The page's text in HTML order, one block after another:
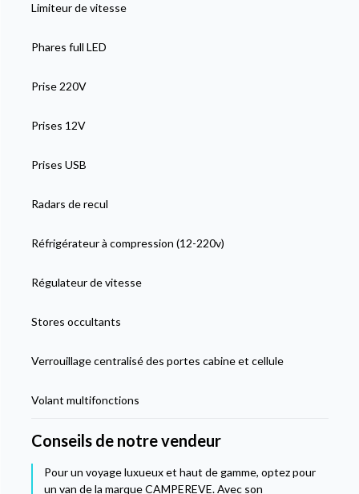
Limiteur de vitesse
Phares full LED
Prise 220V
Prises 12V
Prises USB
Radars de recul
Réfrigérateur à compression (12-220v)
Régulateur de vitesse
Stores occultants
Verrouillage centralisé des portes cabine et cellule
Volant multifonctions
Conseils de notre vendeur
Pour un voyage luxueux et haut de gamme, optez pour
un van de la marque CAMPEREVE. Avec son